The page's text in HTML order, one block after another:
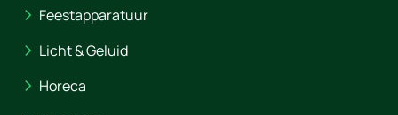
Feestapparatuur
Licht & Geluid
Horeca